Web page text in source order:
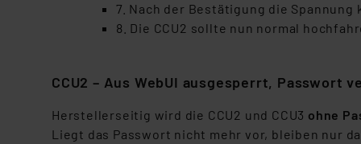
7. Nach der Bestätigung die
8. Die CCU2 sollte nun normal
CCU2 – Aus WebUI ausgesperrt, Passwort
Herstellerseitig wird die CCU2 und CCU3 ohne
Liegt das Passwort nicht mehr vor, bleiben nur